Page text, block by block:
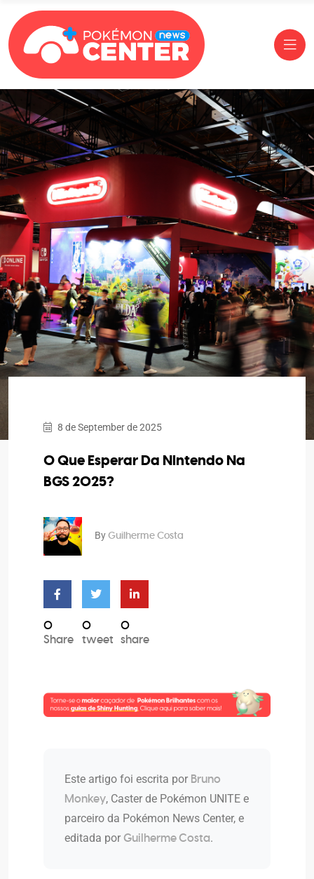
8 de September de 2025
O Que Esperar Da Nintendo Na
BGS 2025?
By Guilherme Costa
0
Share
0
tweet
0
share
Este artigo foi escrita por Bruno
Monkey, Caster de Pokémon UNITE e
parceiro da Pokémon News Center, e
editada por Guilherme Costa.